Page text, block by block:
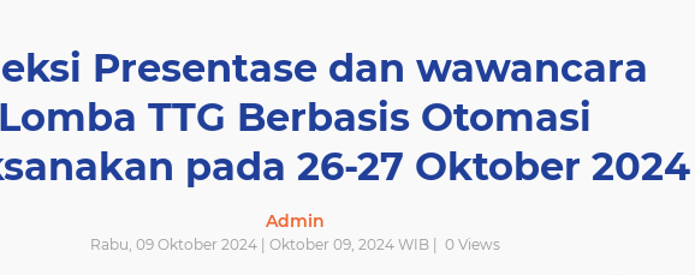
Presentase dan wawancara
Lomba TTG Berbasis Otomasi
pada 26-27 Oktober 2024
Admin
Rabu, 09 Oktober 2024 | Oktober 09, 2024 WIB | 0Views